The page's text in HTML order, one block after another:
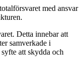
med ansvar
Detta innebar att
samverkade i
att skydda och